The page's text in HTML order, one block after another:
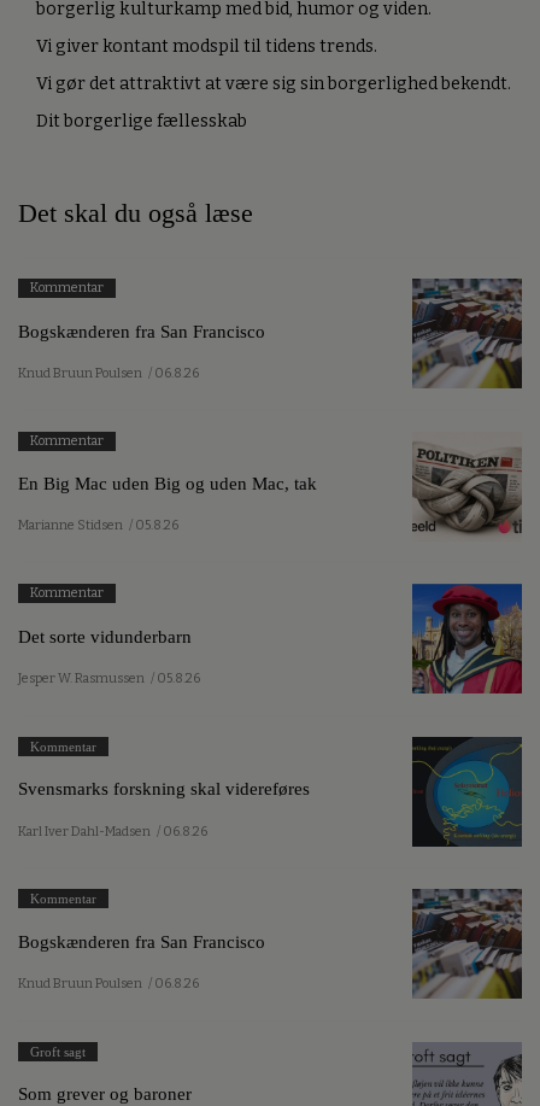
borgerlig kulturkamp med bid, humor og viden.
Vi giver kontant modspil til tidens trends.
Vi gør det attraktivt at være sig sin borgerlighed bekendt.
Dit borgerlige fællesskab
Det skal du også læse
Kommentar
Bogskænderen fra San Francisco
Knud Bruun Poulsen / 06.8.26
Kommentar
En Big Mac uden Big og uden Mac, tak
Marianne Stidsen / 05.8.26
Kommentar
Det sorte vidunderbarn
Jesper W. Rasmussen / 05.8.26
Kommentar
Svensmarks forskning skal videreføres
Karl Iver Dahl-Madsen / 06.8.26
Kommentar
Bogskænderen fra San Francisco
Knud Bruun Poulsen / 06.8.26
Groft sagt
Som grever og baroner